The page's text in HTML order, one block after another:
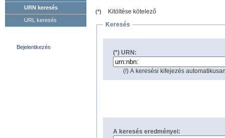
URN keresés
URL keresés
Bejelentkezés
(*)
Kitöltése kötelező
Keresés
(*) URN:
(!) A keresési kifejezés
A keresés eredményei: